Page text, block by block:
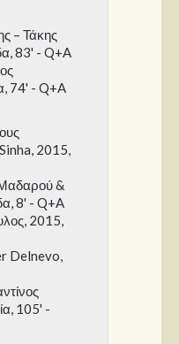
– Τάκης
83' - Q+A
74' - Q+A
2015,
&
8' - Q+A
2015,
Delnevo,
105' -